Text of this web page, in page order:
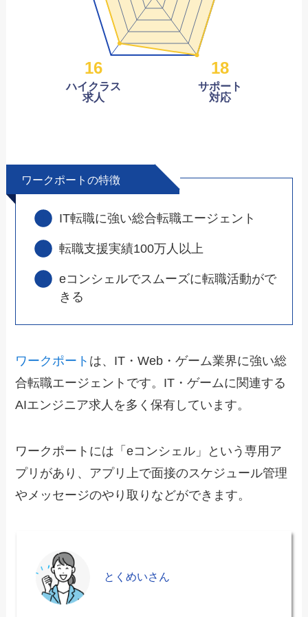
16
ハイクラス
求人
18
サポート
対応
ワークポートの特徴
IT転職に強い総合転職エージェント
転職支援実績100万人以上
eコンシェルでスムーズに転職活動がで
きる
ワークポート は、IT・Web・ゲーム業界に強い総
合転職エージェントです。IT・ゲームに関連する
AIエンジニア求人を多く保有しています。
ワークポートには「eコンシェル」という専用ア
プリがあり、アプリ上で面接のスケジュール管理
やメッセージのやり取りなどができます。
とくめいさん